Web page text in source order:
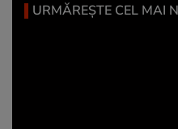
URMĂREȘTE CEL MAI